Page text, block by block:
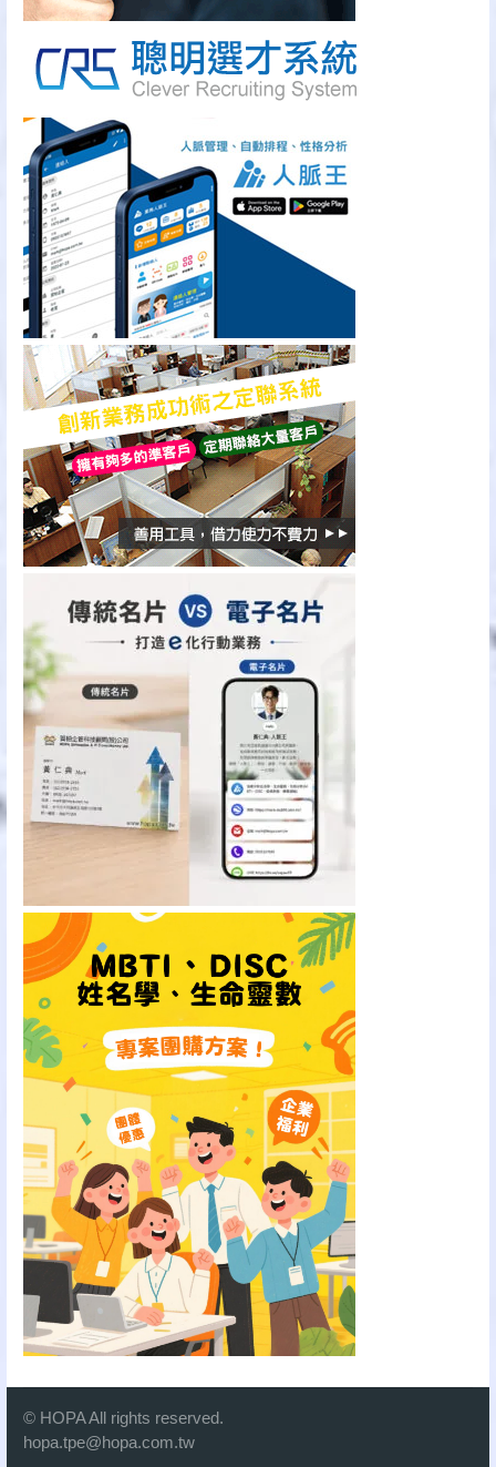
© HOPA All rights reserved.
hopa.tpe@hopa.com.tw